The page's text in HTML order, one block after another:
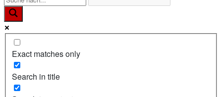
Exact matches only
Search in title